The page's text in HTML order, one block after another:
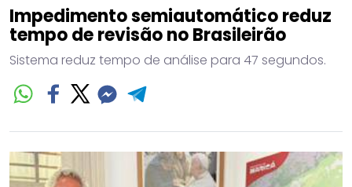
Impedimento semiautomático reduz
tempo de revisão no Brasileirão
Sistema reduz tempo de análise para 47 segundos.